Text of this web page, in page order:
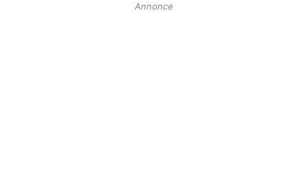
Annonce